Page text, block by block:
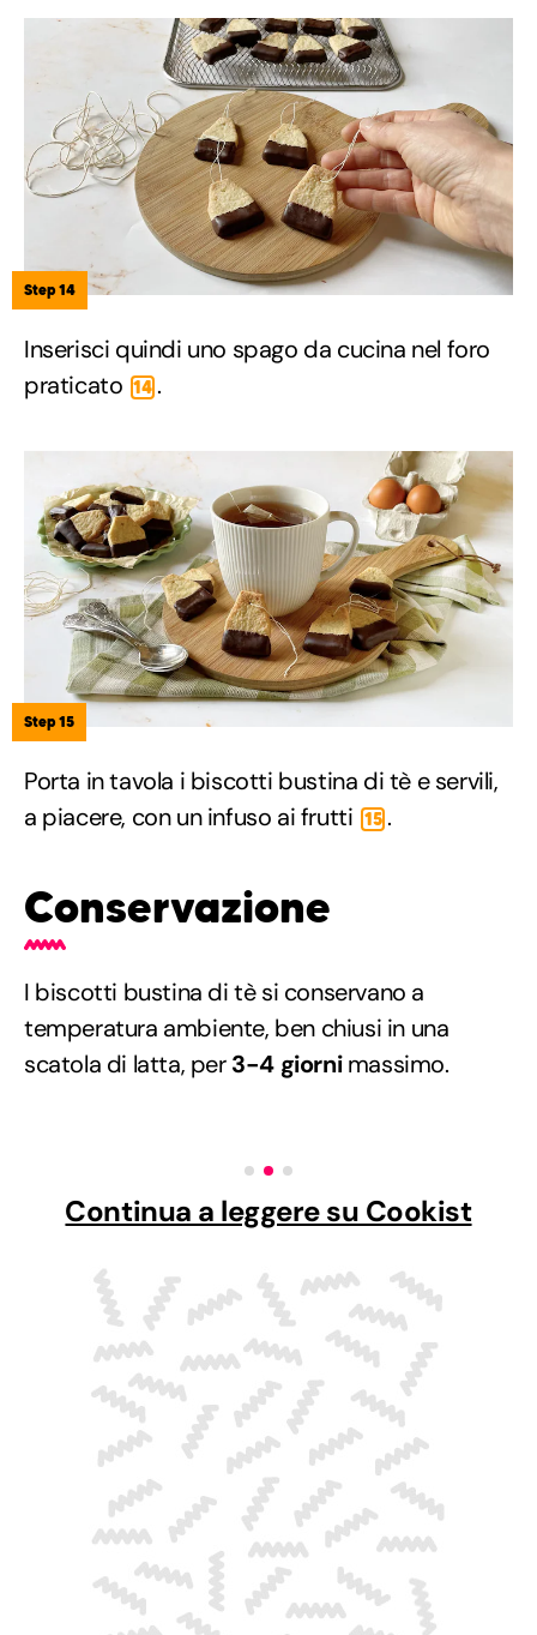
Step 14
Inserisci quindi uno spago da cucina nel foro
praticato 14 .
Step 15
Porta in tavola i biscotti bustina di tè e servili,
a piacere, con un infuso ai frutti 15 .
Conservazione
I biscotti bustina di tè si conservano a
temperatura ambiente, ben chiusi in una
scatola di latta, per3-4 giornimassimo.
Continua a leggere su Cookist